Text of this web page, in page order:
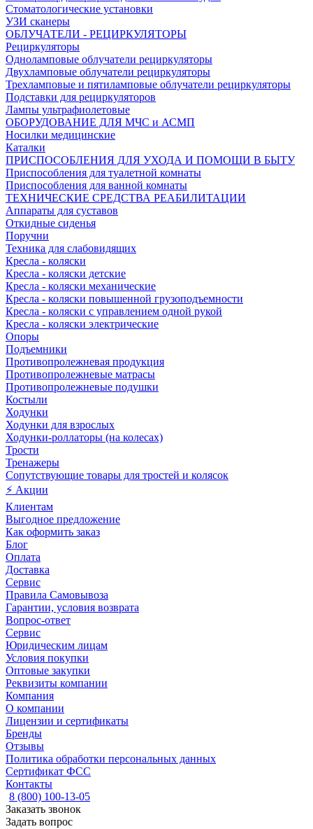
Стоматологические установки
УЗИ сканеры
ОБЛУЧАТЕЛИ - РЕЦИРКУЛЯТОРЫ
Рециркуляторы
Одноламповые облучатели рециркуляторы
Двухламповые облучатели рециркуляторы
Трехламповые и пятиламповые облучатели рециркуляторы
Подставки для рециркуляторов
Лампы ультрафиолетовые
ОБОРУДОВАНИЕ ДЛЯ МЧС и АСМП
Носилки медицинские
Каталки
ПРИСПОСОБЛЕНИЯ ДЛЯ УХОДА И ПОМОЩИ В БЫТУ
Приспособления для туалетной комнаты
Приспособления для ванной комнаты
ТЕХНИЧЕСКИЕ СРЕДСТВА РЕАБИЛИТАЦИИ
Аппараты для суставов
Откидные сиденья
Поручни
Техника для слабовидящих
Кресла - коляски
Кресла - коляски детские
Кресла - коляски механические
Кресла - коляски повышенной грузоподъемности
Кресла - коляски с управлением одной рукой
Кресла - коляски электрические
Опоры
Подъемники
Противопролежневая продукция
Противопролежневые матрасы
Противопролежневые подушки
Костыли
Ходунки
Ходунки для взрослых
Ходунки-роллаторы (на колесах)
Трости
Тренажеры
Сопутствующие товары для тростей и колясок
⚡ Акции
Клиентам
Выгодное предложение
Как оформить заказ
Блог
Оплата
Доставка
Сервис
Правила Самовывоза
Гарантии, условия возврата
Вопрос-ответ
Сервис
Юридическим лицам
Условия покупки
Оптовые закупки
Реквизиты компании
Компания
О компании
Лицензии и сертификаты
Бренды
Отзывы
Политика обработки персональных данных
Сертификат ФСС
Контакты
8 (800) 100-13-05
Заказать звонок
Задать вопрос